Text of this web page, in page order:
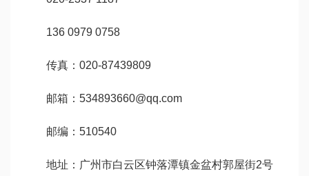
136 0979 0758
传真：020-87439809
邮箱：534893660@qq.com
邮编：510540
地址：广州市白云区钟落潭镇金盆村郭屋街2号